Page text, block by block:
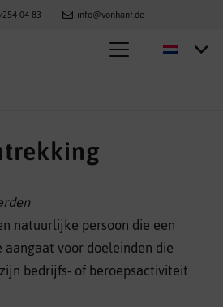
04 83 info@vonhanf.de
natuurlijke persoon die een
voor doeleinden die
bedrijfs- of beroepsactiviteit